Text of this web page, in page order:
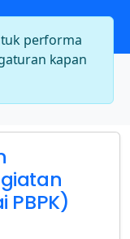
Pamsimas
PBPK)
performa
kapan